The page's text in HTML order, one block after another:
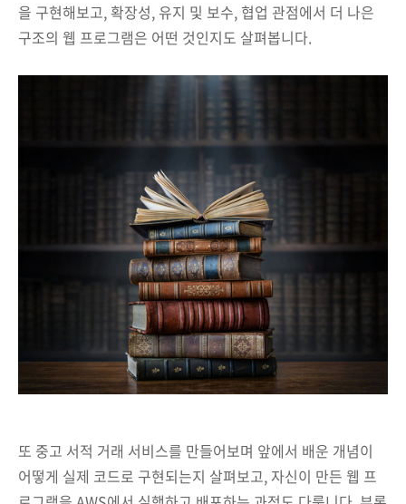
을 구현해보고, 확장성, 유지 및 보수, 협업 관점에서 더 나은
구조의 웹 프로그램은 어떤 것인지도 살펴봅니다.
또 중고 서적 거래 서비스를 만들어보며 앞에서 배운 개념이
어떻게 실제 코드로 구현되는지 살펴보고, 자신이 만든 웹 프